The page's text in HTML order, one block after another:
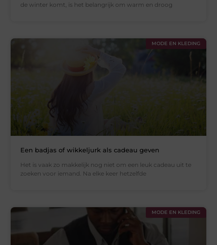
de winter komt, is het belangrijk om warm en droog
MODE EN KLEDING
Een badjas of wikkeljurk als cadeau geven
Het is vaak zo makkelijk nog niet om een leuk cadeau uit te
zoeken voor iemand. Na elke keer hetzelfde
MODE EN KLEDING